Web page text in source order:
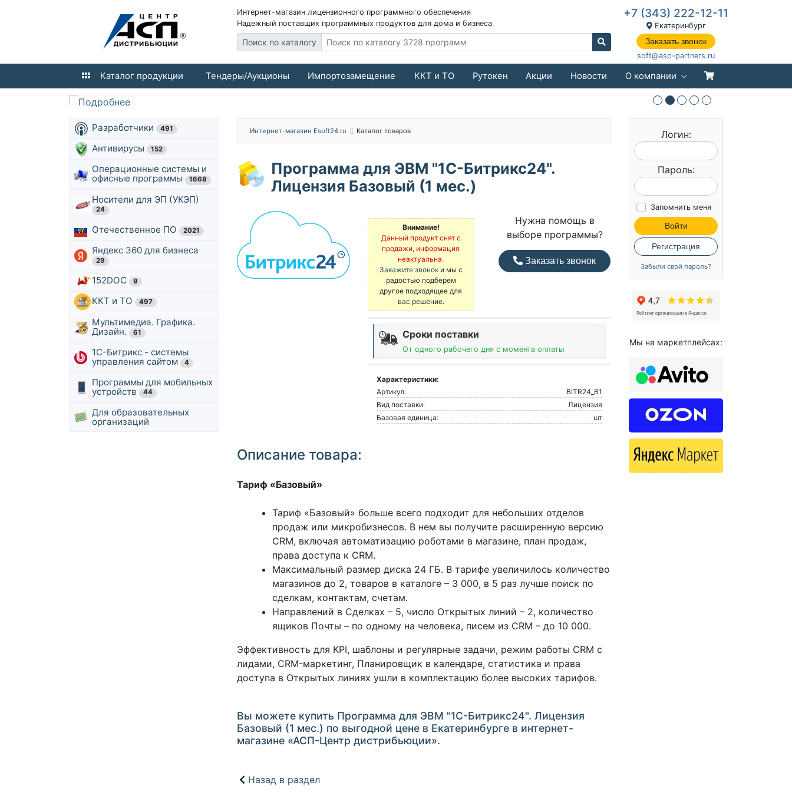
Интернет-магазин лицензионного программного обеспечения
Надежный поставщик программных продуктов для дома и бизнеса
Поиск по каталогу
+7 (343) 222-12-11
Екатеринбург
Заказать звонок
soft@asp-partners.ru
Каталог продукции Тендеры/Аукционы Импортозамещение ККТ и ТО Рутокен Акции Новости О компании
Разработчики 491
Антивирусы 152
Операционные системы и
офисные программы
1668
Носители для ЭП (УКЭП)
24
Отечественное ПО 2021
Яндекс 360 для бизнеса
29
152DOC 9
ККТ и ТО 497
Мультимедиа. Графика.
Дизайн.
61
1С-Битрикс - системы
управления сайтом
4
Программы для мобильных
устройств
44
Для образовательных
организаций
Интернет-магазин Esoft24.ru Каталог товаров
Программа для ЭВМ "1С-Битрикс24".
Лицензия Базовый (1 мес.)
Внимание!
Данный продукт снят с
продажи, информация
неактуальна.
Закажите звоноки мы с
радостью подберем
другое подходящее для
вас решение.
Нужна помощь в
выборе программы?
Заказать звонок
Сроки поставки
От одного рабочего дня с момента оплаты
Характеристики:
Артикул:
BITR24_B1
Вид поставки:
Лицензия
Базовая единица:
шт
Описание товара:
Тариф «Базовый»
Тариф «Базовый» больше всего подходит для небольших отделов
продаж или микробизнесов. В нем вы получите расширенную версию
CRM, включая автоматизацию роботами в магазине, план продаж,
права доступа к CRM.
Максимальный размер диска 24 ГБ. В тарифе увеличилось количество
магазинов до 2, товаров в каталоге – 3 000, в 5 раз лучше поиск по
сделкам, контактам, счетам.
Направлений в Сделках – 5, число Открытых линий – 2, количество
ящиков Почты – по одному на человека, писем из CRM – до 10 000.
Эффективность для KPI, шаблоны и регулярные задачи, режим работы CRM с
лидами, CRM-маркетинг, Планировщик в календаре, статистика и права
доступа в Открытых линиях ушли в комплектацию более высоких тарифов.
Вы можете купить Программа для ЭВМ "1С-Битрикс24". Лицензия
Базовый (1 мес.) по выгодной цене в Екатеринбурге в интернет-
магазине «АСП-Центр дистрибьюции».
Назад в раздел
Логин:
Пароль:
Запомнить меня
Войти
Регистрация
Забыли свой пароль?
Мы на маркетплейсах: